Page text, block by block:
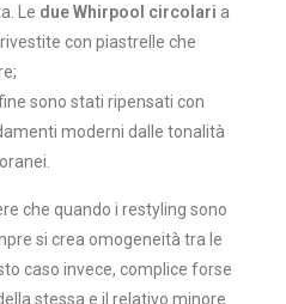
Le due Whirpool circolari a
con piastrelle che
sono stati ripensati con
moderni dalle tonalità
che quando i restyling sono
si crea omogeneità tra le
caso invece, complice forse
stessa e il relativo minore